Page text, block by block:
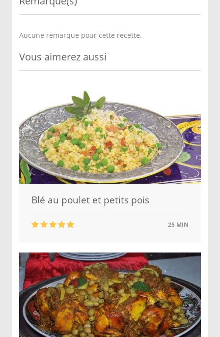
Aucune remarque pour cette recette.
Vous aimerez aussi
Blé au poulet et petits pois
25 MIN